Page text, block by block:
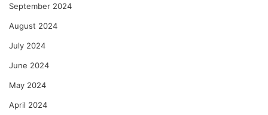
September 2024
August 2024
July 2024
June 2024
May 2024
April 2024